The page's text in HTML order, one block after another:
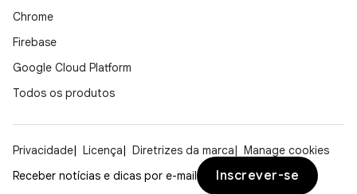
Chrome
Firebase
Google Cloud Platform
Todos os produtos
Privacidade Licença Diretrizes da marca
Manage cookies
Receber notícias e dicas por e-mail
Inscrever-se